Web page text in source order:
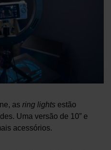
as ring lights estão
Uma versão de 10” e
acessórios.